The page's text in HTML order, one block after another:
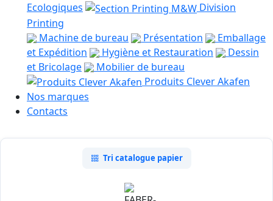
Ecologiques
Division
Printing
Machine de bureau
Présentation
Emballage
et Expédition
Hygiène et Restauration
Dessin
et Bricolage
Mobilier de bureau
Produits Clever Akafen
Nos marques
Contacts
Tri catalogue papier